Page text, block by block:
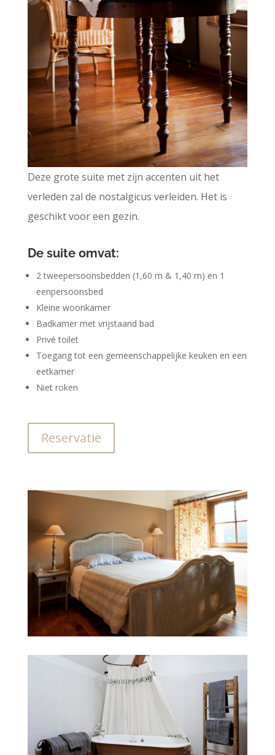
Deze grote suite met zijn accenten uit het
verleden zal de nostalgicus verleiden. Het is
geschikt voor een gezin.
De suite omvat:
2 tweepersoonsbedden (1,60 m & 1,40 m) en 1
eenpersoonsbed
Kleine woonkamer
Badkamer met vrijstaand bad
Privé toilet
Toegang tot een gemeenschappelijke keuken en een
eetkamer
Niet roken
Reservatie